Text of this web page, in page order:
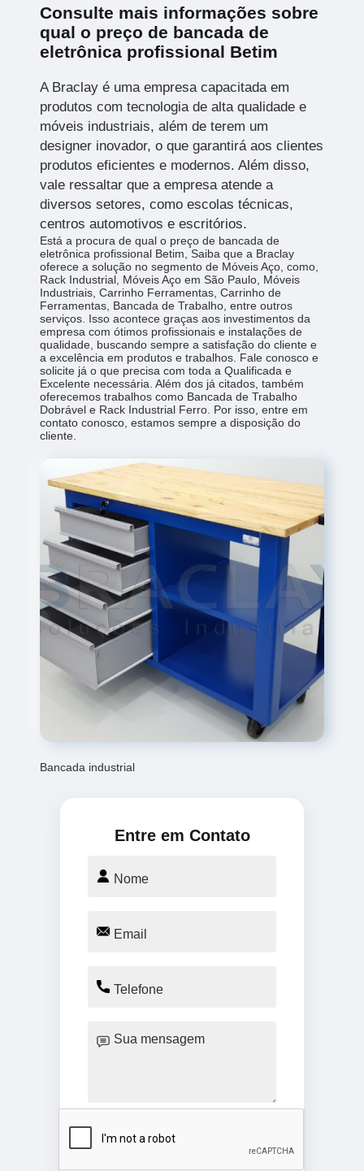
Consulte mais informações sobre
qual o preço de bancada de
eletrônica profissional Betim
A Braclay é uma empresa capacitada em
produtos com tecnologia de alta qualidade e
móveis industriais, além de terem um
designer inovador, o que garantirá aos clientes
produtos eficientes e modernos. Além disso,
vale ressaltar que a empresa atende a
diversos setores, como escolas técnicas,
centros automotivos e escritórios.
Está a procura de qual o preço de bancada de
eletrônica profissional Betim, Saiba que a Braclay
oferece a solução no segmento de Móveis Aço, como,
Rack Industrial, Móveis Aço em São Paulo, Móveis
Industriais, Carrinho Ferramentas, Carrinho de
Ferramentas, Bancada de Trabalho, entre outros
serviços. Isso acontece graças aos investimentos da
empresa com ótimos profissionais e instalações de
qualidade, buscando sempre a satisfação do cliente e
a excelência em produtos e trabalhos. Fale conosco e
solicite já o que precisa com toda a Qualificada e
Excelente necessária. Além dos já citados, também
oferecemos trabalhos como Bancada de Trabalho
Dobrável e Rack Industrial Ferro. Por isso, entre em
contato conosco, estamos sempre a disposição do
cliente.
Bancada industrial
Entre em Contato